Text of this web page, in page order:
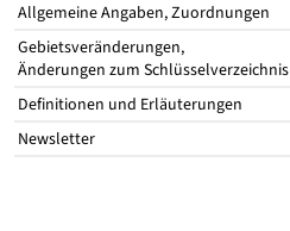
Allgemeine Angaben, Zuordnungen
Gebietsveränderungen,
Änderungen zum Schlüsselverzeichnis
Definitionen und Erläuterungen
Newsletter